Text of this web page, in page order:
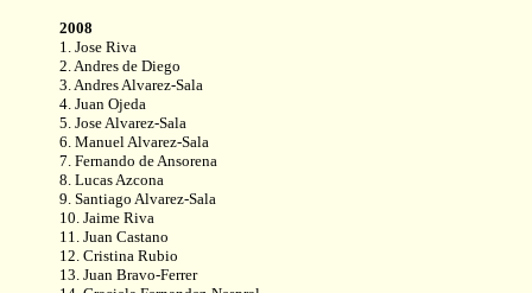
2008
1. Jose Riva
2. Andres de Diego
3. Andres Alvarez-Sala
4. Juan Ojeda
5. Jose Alvarez-Sala
6. Manuel Alvarez-Sala
7. Fernando de Ansorena
8. Lucas Azcona
9. Santiago Alvarez-Sala
10. Jaime Riva
11. Juan Castano
12. Cristina Rubio
13. Juan Bravo-Ferrer